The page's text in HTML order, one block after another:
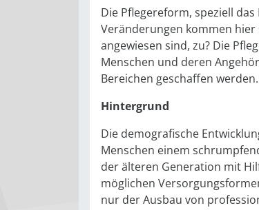
Die Pflegereform, speziell
Veränderungen kommen
angewiesen sind, zu? Die
Menschen und deren
Bereichen geschaffen werden.
Hintergrund
Die demografische
Menschen einem
der älteren Generation mit
möglichen
nur der Ausbau von